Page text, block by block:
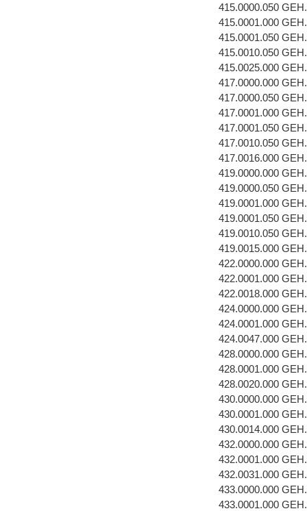
415.0000.050
415.0001.000
415.0001.050
415.0010.050
415.0025.000
417.0000.000
417.0000.050
417.0001.000
417.0001.050
417.0010.050
417.0016.000
419.0000.000
419.0000.050
419.0001.000
419.0001.050
419.0010.050
419.0015.000
422.0000.000
422.0001.000
422.0018.000
424.0000.000
424.0001.000
424.0047.000
428.0000.000
428.0001.000
428.0020.000
430.0000.000
430.0001.000
430.0014.000
432.0000.000
432.0001.000
432.0031.000
433.0000.000
433.0001.000